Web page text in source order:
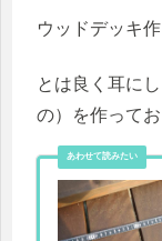
ウッドデッキ
とは良く耳に
の）を作って